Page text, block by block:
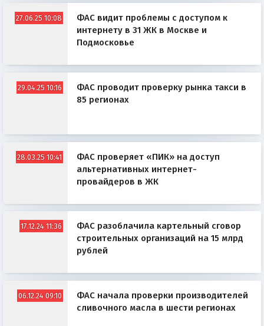
27.06.25 10:08
ФАС видит проблемы с доступом к
интернету в 31 ЖК в Москве и
Подмосковье
29.04.25 10:16
ФАС проводит проверку рынка такси в
85 регионах
28.03.25 10:41
ФАС проверяет «ПИК» на доступ
альтернативных интернет-
провайдеров в ЖК
17.12.24 11:36
ФАС разоблачила картельный сговор
строительных организаций на 15 млрд
рублей
06.12.24 09:10
ФАС начала проверки производителей
сливочного масла в шести регионах